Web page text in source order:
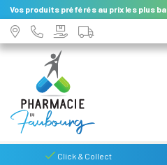
Vos produits préférés au prix les plus
Click & Collect